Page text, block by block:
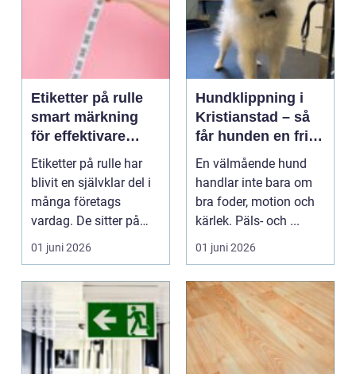
Etiketter på rulle
smart märkning
för effektivare
flöden
Etiketter på rulle har
blivit en självklar del i
många företags
vardag. De sitter på
produktförpackn...
01 juni 2026
Hundklippning i
Kristianstad – så
får hunden en frisk
och lättskött päls
En välmående hund
handlar inte bara om
bra foder, motion och
kärlek. Päls- och ...
01 juni 2026